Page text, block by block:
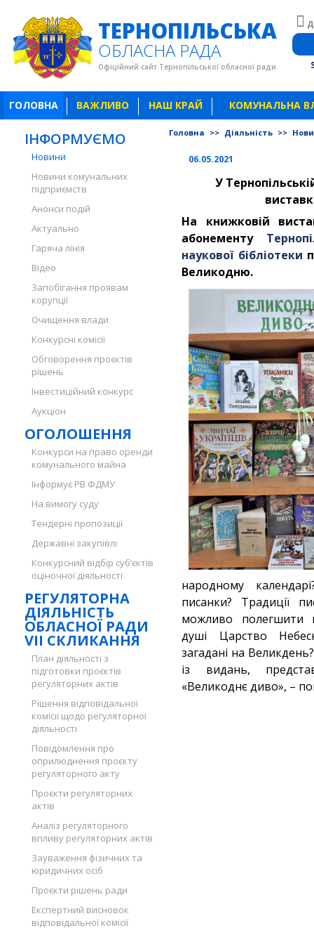
ТЕРНОПІЛЬСЬКА
ОБЛАСНА РАДА
Офіційний сайт Тернопільської обласної ради
ГОЛОВНА ВАЖЛИВО НАШ КРАЙ КОМУНАЛЬНА
ІНФОРМУЄМО
Новини
Новини комунальних
підприємств
Анонси подій
Актуально
Гаряча лінія
Відео
Запобігання проявам
корупції
Очищення влади
Конкурсні комісії
Обговорення проєктів
рішень
Інвестиційний конкурс
Аукціон
ОГОЛОШЕННЯ
Конкурси на право оренди
комунального майна
Інформує РВ ФДМУ
На вимогу суду
Тендерні пропозиції
Державні закупівлі
Конкурсний відбір суб’єктів
оціночної діяльності
РЕГУЛЯТОРНА
ДІЯЛЬНІСТЬ
ОБЛАСНОЇ РАДИ
VII СКЛИКАННЯ
План діяльності з
підготовки проєктів
регуляторних актів
Рішення відповідальної
комісії щодо регуляторної
діяльності
Повідомлення про
оприлюднення проєкту
регуляторного акту
Проєкти регуляторних
актів
Аналіз регуляторного
впливу регуляторних актів
Зауваження фізичних та
юридичних осіб
Проєкти рішень ради
Експертний висновок
відповідальної комісії
Головна >> Діяльність >>
06.05.2021
У
На книжковій
абонементу
наукової бібліотеки
Великодню.
народному
писанки? Традиції
можливо полегшити
душі Царство
загадані на
із видань,
«Великоднє диво», –